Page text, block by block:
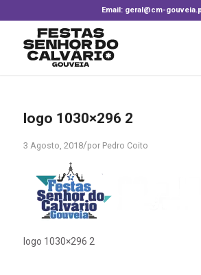
Email: geral@cm-
logo 1030×296 2
3 Agosto, 2018/por Pedro Coito
logo 1030×296 2